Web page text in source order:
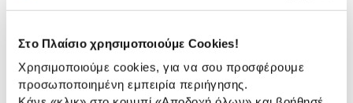
Στο Πλαίσιο χρησιμοποιούμε Cookies!
Χρησιμοποιούμε cookies, για να σου προσφέρουμε
προσωποποιημένη εμπειρία περιήγησης.
παρουσίαση
Αναλυτική παρουσίαση